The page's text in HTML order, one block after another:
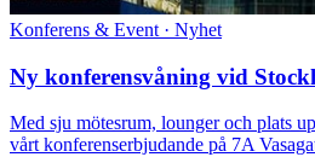
Konferens & Event · Nyhet
Ny konferensvåning vid
Med sju mötesrum, lounger och plats
vårt konferenserbjudande på 7A